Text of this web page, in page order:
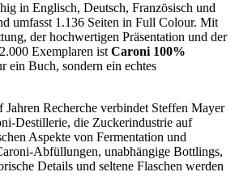
in Englisch, Deutsch, Französisch und
umfasst 1.136 Seiten in Full Colour. Mit
der hochwertigen Präsentation und der
Exemplaren ist Caroni 100%
ein Buch, sondern ein echtes
Recherche verbindet Steffen Mayer
Destillerie, die Zuckerindustrie auf
Aspekte von Fermentation und
Abfüllungen, unabhängige Bottlings,
Details und seltene Flaschen werden